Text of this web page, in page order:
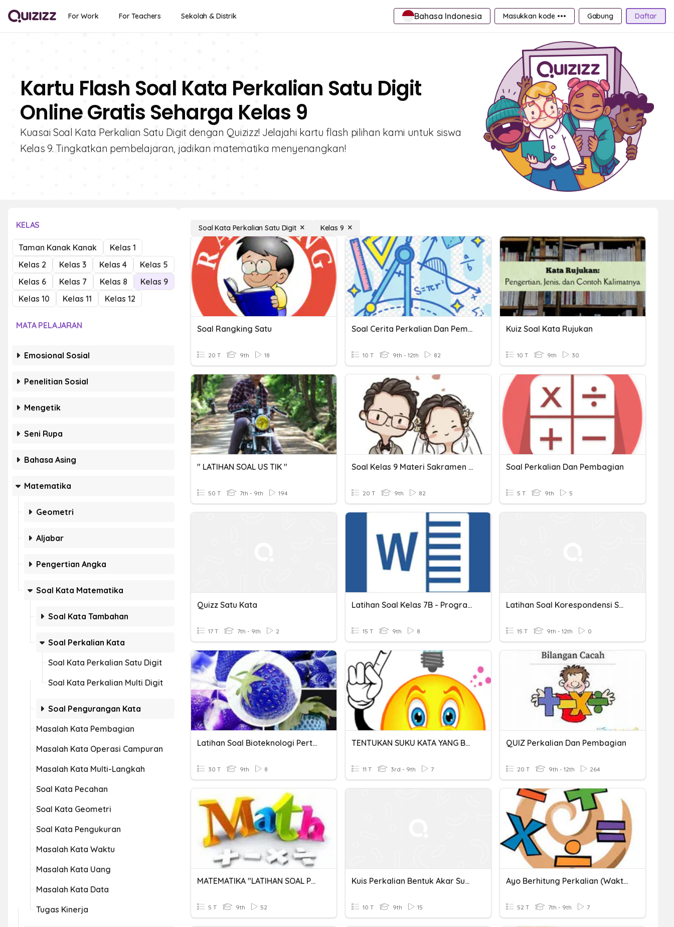
For Work For Teachers Sekolah & Distrik Bahasa Indonesia Masukkan kode ••• Gabung Daftar
Kartu Flash Soal Kata Perkalian Satu Digit
Online Gratis Seharga Kelas 9
Kuasai Soal Kata Perkalian Satu Digit dengan Quizizz! Jelajahi kartu flash pilihan kami untuk siswa
Kelas 9. Tingkatkan pembelajaran, jadikan matematika menyenangkan!
KELAS
Taman Kanak Kanak
Kelas 1
Kelas 2
Kelas 3 Kelas 4
Kelas 5
Kelas 6
Kelas 7 Kelas 8
Kelas 9
Kelas 10
Kelas 11 Kelas 12
MATA PELAJARAN
Emosional Sosial
Penelitian Sosial
Mengetik
Seni Rupa
Bahasa Asing
Matematika
Geometri
Aljabar
Pengertian Angka
Soal Kata Matematika
Soal Kata Tambahan
Soal Perkalian Kata
Soal Kata Perkalian Satu Digit
Soal Kata Perkalian Multi Digit
Soal Pengurangan Kata
Masalah Kata Pembagian
Masalah Kata Operasi Campuran
Masalah Kata Multi-Langkah
Soal Kata Pecahan
Soal Kata Geometri
Soal Kata Pengukuran
Masalah Kata Waktu
Masalah Kata Uang
Masalah Kata Data
Tugas Kinerja
Soal Kata Perkalian Satu Digit Kelas 9
Soal Rangking Satu
20 T 9th 18
Soal Cerita Perkalian Dan Pembagian
10 T 9th - 12th 82
Kuiz Soal Kata Rujukan
10 T 9th 30
" LATIHAN SOAL US TIK "
50 T 7th - 9th 194
Soal Kelas 9 Materi Sakramen Perkawinan
20 T 9th 82
Soal Perkalian Dan Pembagian
5 T 9th 5
Quizz Satu Kata
17 T 7th - 9th 2
Latihan Soal Kelas 7B - Program Pengolahan Kata
15 T 9th 8
Latihan Soal Korespondensi Satu-Satu
15 T 9th - 12th 0
Latihan Soal Bioteknologi Pertanian
30 T 9th 8
TENTUKAN SUKU KATA YANG BETUL BAGI PERKATAAN
11 T 3rd - 9th 7
QUIZ Perkalian Dan Pembagian
20 T 9th - 12th 264
MATEMATIKA "LATIHAN SOAL PERKALIAN" KELAS 3 SD
5 T 9th 52
Kuis Perkalian Bentuk Akar Suku Satu Dan Suku Dua
10 T 9th 15
Ayo Berhitung Perkalian (waktu Tiap Soal 10 Detik )
52 T 7th - 9th 7